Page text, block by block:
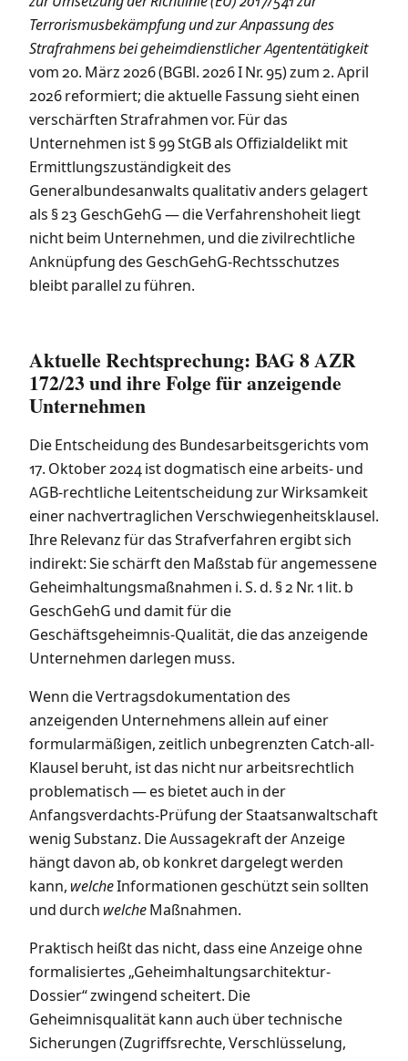
Terrorismusbekämpfung und zur Anpassung des
Strafrahmens bei geheimdienstlicher Agententätigkeit
vom 20. März 2026 (BGBl. 2026 I Nr. 95) zum 2. April
2026 reformiert; die aktuelle Fassung sieht einen
verschärften Strafrahmen vor. Für das
Unternehmen ist § 99 StGB als Offizialdelikt mit
Ermittlungszuständigkeit des
Generalbundesanwalts qualitativ anders gelagert
als § 23 GeschGehG — die Verfahrenshoheit liegt
nicht beim Unternehmen, und die zivilrechtliche
Anknüpfung des GeschGehG-Rechtsschutzes
bleibt parallel zu führen.
Aktuelle Rechtsprechung: BAG 8 AZR
172/23 und ihre Folge für anzeigende
Unternehmen
Die Entscheidung des Bundesarbeitsgerichts vom
17. Oktober 2024 ist dogmatisch eine arbeits- und
AGB-rechtliche Leitentscheidung zur Wirksamkeit
einer nachvertraglichen Verschwiegenheitsklausel.
Ihre Relevanz für das Strafverfahren ergibt sich
indirekt: Sie schärft den Maßstab für angemessene
Geheimhaltungsmaßnahmen i. S. d. § 2 Nr. 1 lit. b
GeschGehG und damit für die
Geschäftsgeheimnis-Qualität, die das anzeigende
Unternehmen darlegen muss.
Wenn die Vertragsdokumentation des
anzeigenden Unternehmens allein auf einer
formularmäßigen, zeitlich unbegrenzten Catch-all-
Klausel beruht, ist das nicht nur arbeitsrechtlich
problematisch — es bietet auch in der
Anfangsverdachts-Prüfung der Staatsanwaltschaft
wenig Substanz. Die Aussagekraft der Anzeige
hängt davon ab, ob konkret dargelegt werden
kann, welcheInformationen geschützt sein sollten
und durch welcheMaßnahmen.
Praktisch heißt das nicht, dass eine Anzeige ohne
formalisiertes „Geheimhaltungsarchitektur-
Dossier“ zwingend scheitert. Die
Geheimnisqualität kann auch über technische
Sicherungen (Zugriffsrechte, Verschlüsselung,